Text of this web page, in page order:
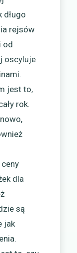
długo
rejsów
od
oscyluje
jest to,
rok.
dla
są
jak